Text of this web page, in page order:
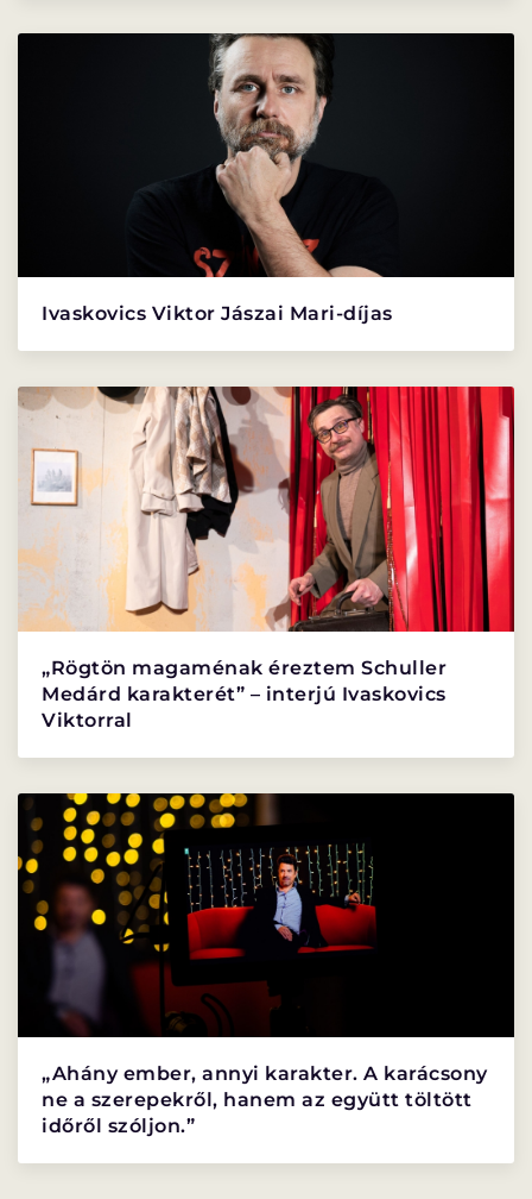
ALPROGRAMOK
ORSZÁGJÁRÁS
KULTUP VITÉZ LÁSZLÓ
BARANGOLÓ NE BÁNTS VILÁG
DÉRYNÉ TÁRSULAT
PROJEKTEK
DRÁMA E-LEARNING
SZÍNHÁZ
MINDENKINEK
WEBSHOP
KÖZREMŰKÖDŐK:
MENTOROK
Ivaskovics Viktor Jászai Mari-díjas
„Rögtön magaménak éreztem Schuller
Medárd karakterét” – interjú Ivaskovics
Viktorral
„Ahány ember, annyi karakter. A karácsony
ne a szerepekről, hanem az együtt töltött
időről szóljon.”